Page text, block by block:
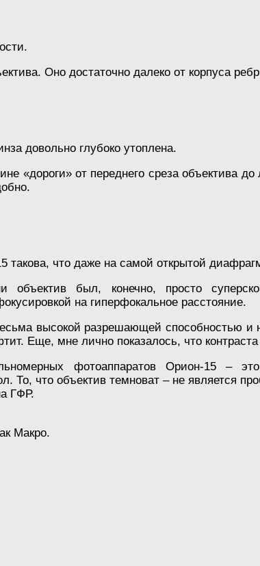
Оно достаточно далеко от корпуса
довольно глубоко утоплена.
«дороги» от переднего среза объектива
такова, что даже на самой открытой
объектив был, конечно, просто
на гиперфокальное расстояние.
высокой разрешающей способностью и
Еще, мне лично показалось, что
фотоаппаратов Орион-15 –
То, что объектив темноват – не является
ГФР.
Макро.